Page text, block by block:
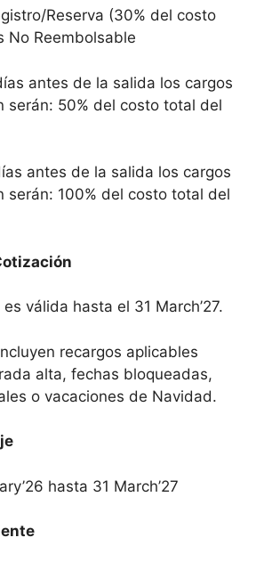
Reserva (30% del costo
No Reembolsable
antes de la salida los cargos
serán: 50% del costo total del
antes de la salida los cargos
serán: 100% del costo total del
válida hasta el 31 March’27.
recargos aplicables
alta, fechas bloqueadas,
o vacaciones de Navidad.
hasta 31 March’27